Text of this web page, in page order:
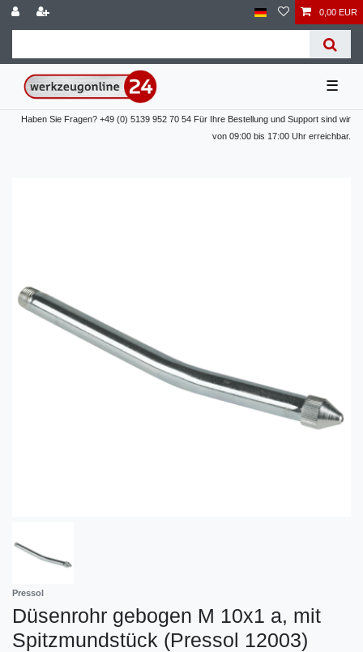
0,00 EUR
☰
Haben Sie Fragen? +49 (0) 5139 952 70 54 Für Ihre Bestellung und Support sind wir
von 09:00 bis 17:00 Uhr erreichbar.
Pressol
Düsenrohr gebogen M 10x1 a, mit
Spitzmundstück (Pressol 12003)